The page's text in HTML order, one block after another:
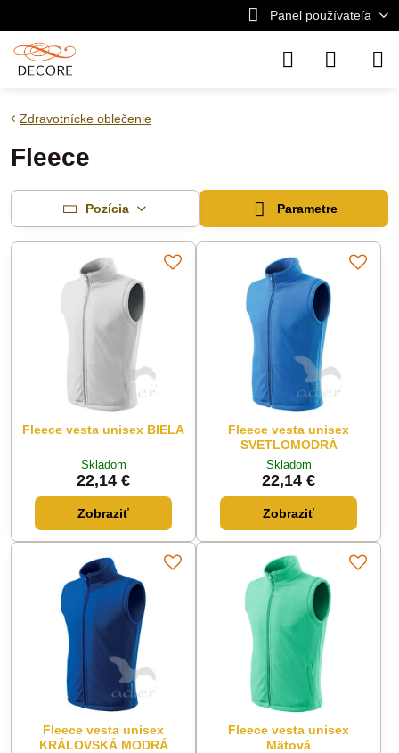
Panel používateľa
Zdravotnícke oblečenie
Fleece
Pozícia Parametre
Fleece vesta unisex BIELA
Skladom
22,14 €
Zobraziť
Fleece vesta unisex
SVETLOMODRÁ
Skladom
22,14 €
Zobraziť
Fleece vesta unisex
KRÁLOVSKÁ MODRÁ
Fleece vesta unisex
Mätová